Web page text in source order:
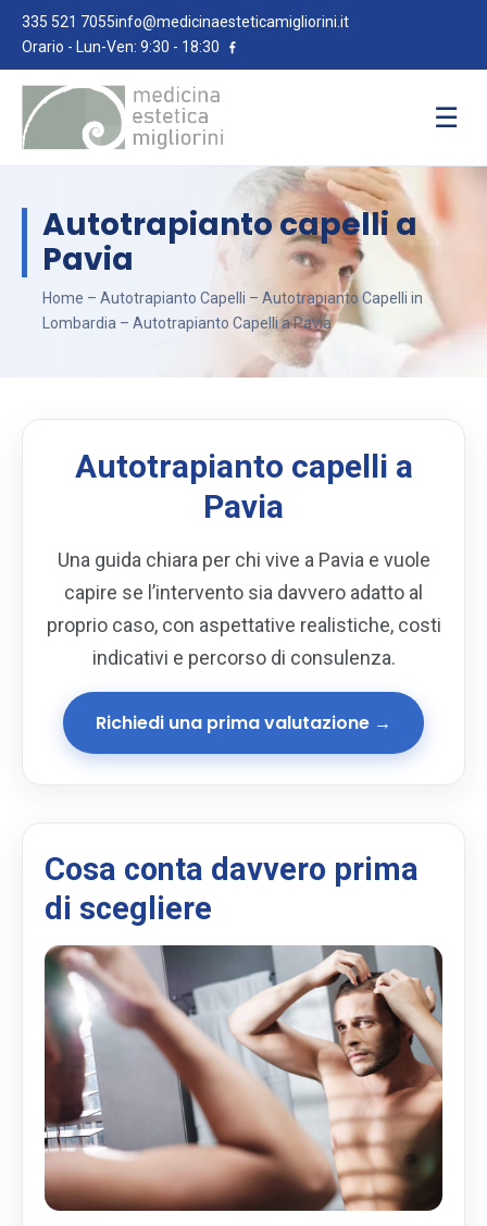
335 521 7055info@medicinaesteticamigliorini.it
Orario - Lun-Ven: 9:30 - 18:30
☰
Autotrapianto capelli a
Pavia
Home – Autotrapianto Capelli – Autotrapianto Capelli in
Lombardia – Autotrapianto Capelli a Pavia
Autotrapianto capelli a
Pavia
Una guida chiara per chi vive a Pavia e vuole
capire se l’intervento sia davvero adatto al
proprio caso, con aspettative realistiche, costi
indicativi e percorso di consulenza.
Richiedi una prima valutazione →
Cosa conta davvero prima
di scegliere